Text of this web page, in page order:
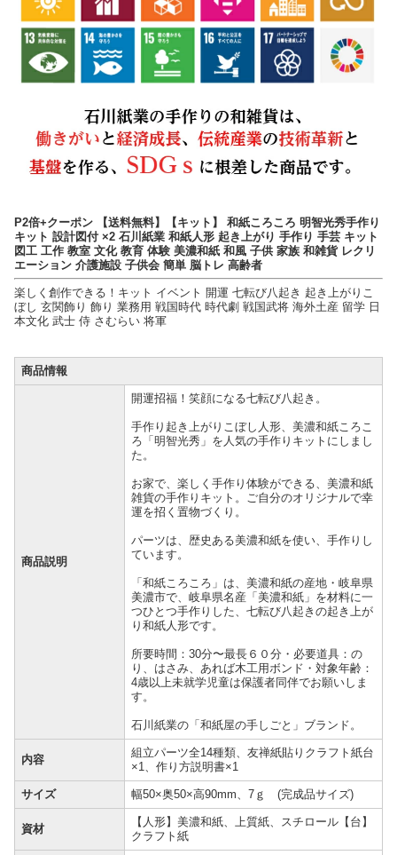
P2倍+クーポン 【送料無料】【キット】 和紙ころころ 明智光秀手作り
キット 設計図付 ×2 石川紙業 和紙人形 起き上がり 手作り 手芸 キット
図工 工作 教室 文化 教育 体験 美濃和紙 和風 子供 家族 和雑貨 レクリ
エーション 介護施設 子供会 簡単 脳トレ 高齢者
楽しく創作できる！キット イベント 開運 七転び八起き 起き上がりこ
ぼし 玄関飾り 飾り 業務用 戦国時代 時代劇 戦国武将 海外土産 留学 日
本文化 武士 侍 さむらい 将軍
商品情報
商品説明
開運招福！笑顔になる七転び八起き。
手作り起き上がりこぼし人形、美濃和紙ころこ
ろ「明智光秀」を人気の手作りキットにしまし
た。
お家で、楽しく手作り体験ができる、美濃和紙
雑貨の手作りキット。ご自分のオリジナルで幸
運を招く置物づくり。
パーツは、歴史ある美濃和紙を使い、手作りし
ています。
「和紙ころころ」は、美濃和紙の産地・岐阜県
美濃市で、岐阜県名産「美濃和紙」を材料に一
つひとつ手作りした、七転び八起きの起き上が
り和紙人形です。
所要時間：30分〜最長６０分・必要道具：の
り、はさみ、あれば木工用ボンド・対象年齢：
4歳以上未就学児童は保護者同伴でお願いしま
す。
石川紙業の「和紙屋の手しごと」ブランド。
内容
組立パーツ全14種類、友禅紙貼りクラフト紙台
×1、作り方説明書×1
サイズ 幅50×奥50×高90mm、7ｇ (完成品サイズ)
資材
【人形】美濃和紙、上質紙、スチロール【台】
クラフト紙